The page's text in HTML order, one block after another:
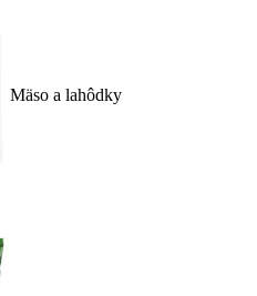
Mäso a lahôdky